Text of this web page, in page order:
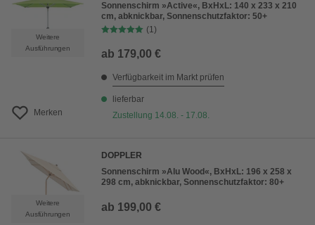
Weitere
Ausführungen
Merken
Sonnenschirm »Active«, BxHxL: 140 x 233 x 210
cm, abknickbar, Sonnenschutzfaktor: 50+
(1)
ab 179,00 €
Verfügbarkeit im Markt prüfen
lieferbar
Zustellung 14.08. - 17.08.
Weitere
Ausführungen
DOPPLER
Sonnenschirm »Alu Wood«, BxHxL: 196 x 258 x
298 cm, abknickbar, Sonnenschutzfaktor: 80+
ab 199,00 €